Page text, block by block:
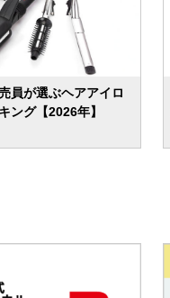
員が選ぶヘアアイロ
ング【2026年】